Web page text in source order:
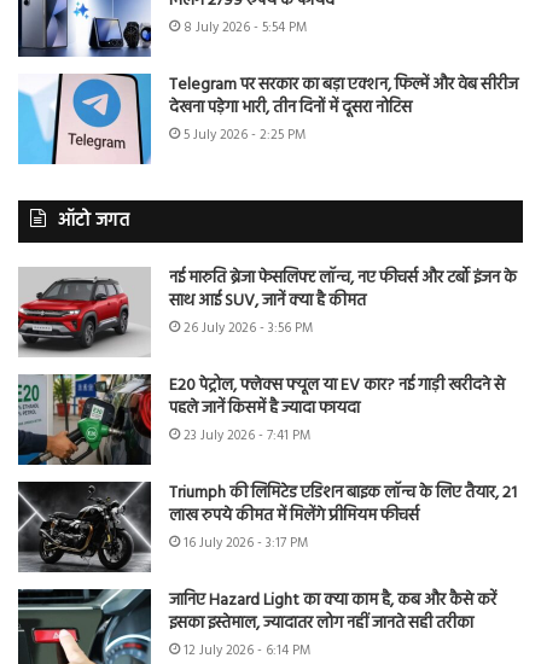
8 July 2026 - 5:54 PM
Telegram पर सरकार का बड़ा एक्शन, फिल्में और वेब सीरीज
देखना पड़ेगा भारी, तीन दिनों में दूसरा नोटिस
5 July 2026 - 2:25 PM
ऑटो जगत
नई मारुति ब्रेजा फेसलिफ्ट लॉन्च, नए फीचर्स और टर्बो इंजन के
साथ आई SUV, जानें क्या है कीमत
26 July 2026 - 3:56 PM
E20 पेट्रोल, फ्लेक्स फ्यूल या EV कार? नई गाड़ी खरीदने से
पहले जानें किसमें है ज्यादा फायदा
23 July 2026 - 7:41 PM
Triumph की लिमिटेड एडिशन बाइक लॉन्च के लिए तैयार, 21
लाख रुपये कीमत में मिलेंगे प्रीमियम फीचर्स
16 July 2026 - 3:17 PM
जानिए Hazard Light का क्या काम है, कब और कैसे करें
इसका इस्तेमाल, ज्यादातर लोग नहीं जानते सही तरीका
12 July 2026 - 6:14 PM